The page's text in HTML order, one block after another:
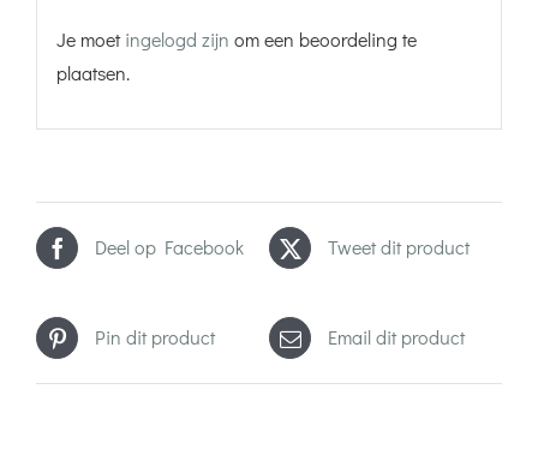
Je moetingelogd zijn om een beoordeling te
plaatsen.
Deel op Facebook Tweet dit product
Pin dit product Email dit product